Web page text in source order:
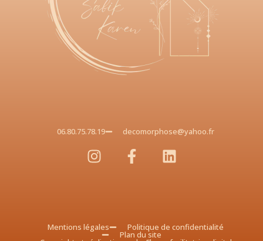
06.80.75.78.19 decomorphose@yahoo.fr
Mentions légales Politique de confidentialité
Plan du site